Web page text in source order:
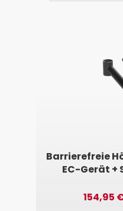
Barrierefreie
EC-Gerät +
154,95